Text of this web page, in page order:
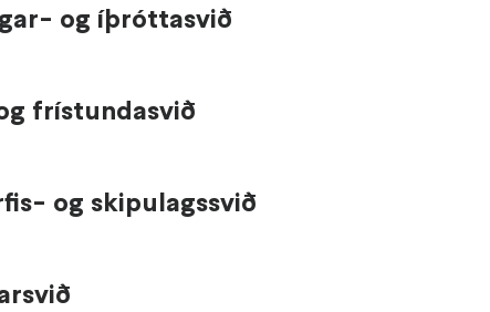
og íþróttasvið
frístundasvið
og skipulagssvið